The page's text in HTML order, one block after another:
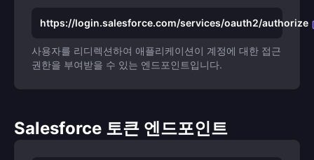
https://login.salesforce.com/services/oauth2/authorize
사용자를 리디렉션하여 애플리케이션이 계정에 대한 접근
권한을 부여받을 수 있는 엔드포인트입니다.
Salesforce 토큰 엔드포인트